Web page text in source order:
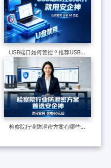
USB端口如何管控？推荐USB管
控软件，7个措施管控USB端口
检察院行业防泄密方案有哪些？